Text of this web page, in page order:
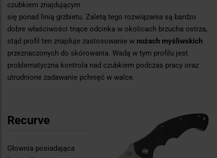
czubkiem znajdującym
się ponad linią grzbietu. Zaletą tego rozwiązania są bardzo
dobre właściwości tnące odcinka w okolicach brzucha ostrza,
stąd profil ten znajduje zastosowanie w nożach myśliwskich
przeznaczonych do skórowania. Wadą w tym profilu jest
problematyczna kontrola nad czubkiem podczas pracy oraz
utrudnione zadawanie pchnięć w walce.
Recurve
Głownia posiadająca